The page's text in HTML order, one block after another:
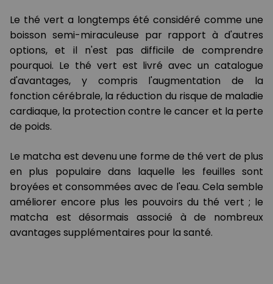
Le thé vert a longtemps été considéré comme une
boisson semi-miraculeuse par rapport à d'autres
options, et il n'est pas difficile de comprendre
pourquoi. Le thé vert est livré avec un catalogue
d'avantages, y compris l'augmentation de la
fonction cérébrale, la réduction du risque de maladie
cardiaque, la protection contre le cancer et la perte
de poids.
Le matcha est devenu une forme de thé vert de plus
en plus populaire dans laquelle les feuilles sont
broyées et consommées avec de l'eau. Cela semble
améliorer encore plus les pouvoirs du thé vert ; le
matcha est désormais associé à de nombreux
avantages supplémentaires pour la santé.